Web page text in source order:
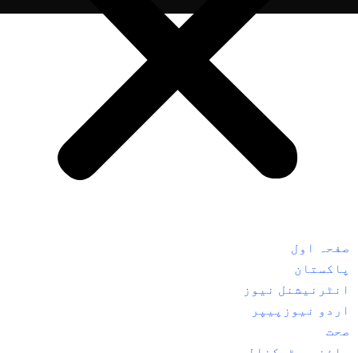
صفحہ اول
پاکستان
انٹرنیشنل نیوز
اردو نیوزپیپر
صحت